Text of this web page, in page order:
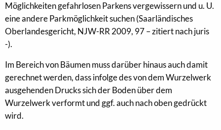
Möglichkeiten gefahrlosen Parkens vergewissern und u. U.
eine andere Parkmöglichkeit suchen (Saarländisches
Oberlandesgericht, NJW-RR 2009, 97 – zitiert nach juris
-).
Im Bereich von Bäumen muss darüber hinaus auch damit
gerechnet werden, dass infolge des von dem Wurzelwerk
ausgehenden Drucks sich der Boden über dem
Wurzelwerk verformt und ggf. auch nach oben gedrückt
wird.